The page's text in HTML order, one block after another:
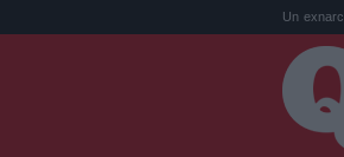
Un exnarco